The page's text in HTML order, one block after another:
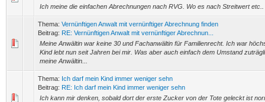
Ich meine die einfachen Abrechnungen nach RVG. Wo es nach Streitwert etc..
Thema: Vernünftigen Anwalt mit vernünftiger Abrechnung finden
Beitrag: RE: Vernünftigen Anwalt mit vernünftiger Abrechnun...
Meine Anwältin war keine 30 und Fachanwältin für Familienrecht. Ich war
Kind lebt nun seit Jahren bei mir. Was aber auch einfach dem Umstand
meine Anwältin...
Thema: Ich darf mein Kind immer weniger sehn
Beitrag: RE: Ich darf mein Kind immer weniger sehn
Ich kann mir denken, sobald dort der erste Zucker von der Tote geleckt ist